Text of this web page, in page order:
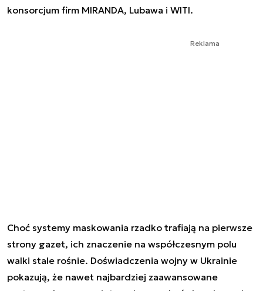
konsorcjum firm MIRANDA, Lubawa i WITI.
Reklama
Choć systemy maskowania rzadko trafiają na pierwsze
strony gazet, ich znaczenie na współczesnym polu
walki stale rośnie. Doświadczenia wojny w Ukrainie
pokazują, że nawet najbardziej zaawansowane